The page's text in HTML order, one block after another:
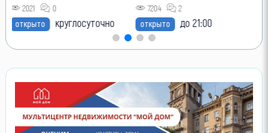
2021
0
открыто
круглосуточно
7204
2
открыто
до 21:00